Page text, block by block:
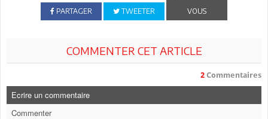
PARTAGER TWEETER
VOUS
COMMENTER CET ARTICLE
2 Commentaires
Ecrire un commentaire
Commenter